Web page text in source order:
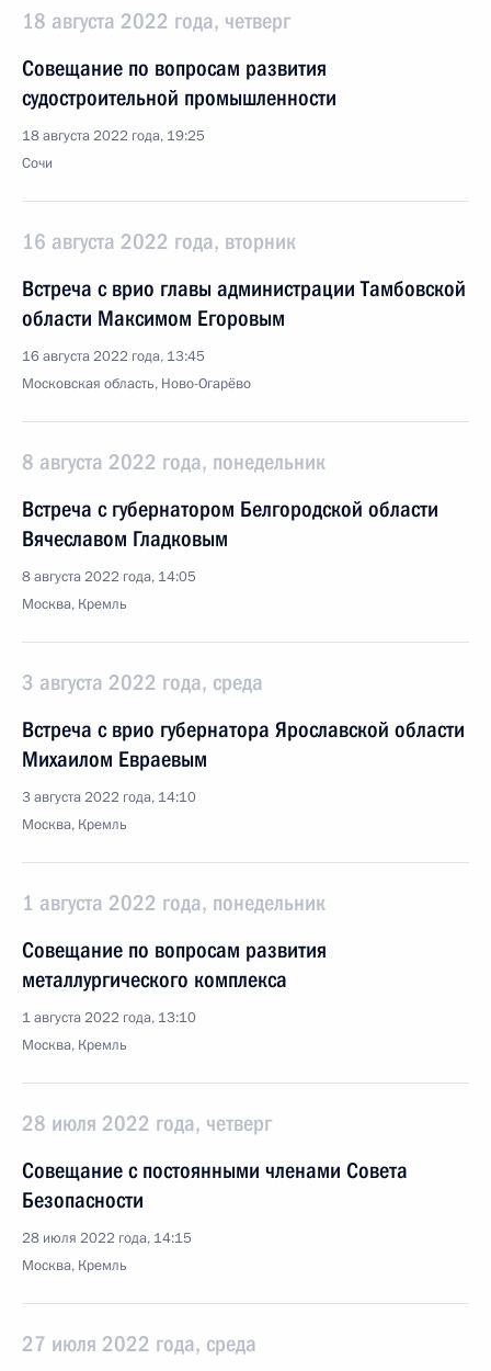
18 августа 2022 года, четверг
Совещание по вопросам развития
судостроительной промышленности
18 августа 2022 года, 19:25
Сочи
16 августа 2022 года, вторник
Встреча с врио главы администрации Тамбовской
области Максимом Егоровым
16 августа 2022 года, 13:45
Московская область, Ново-Огарёво
8 августа 2022 года, понедельник
Встреча с губернатором Белгородской области
Вячеславом Гладковым
8 августа 2022 года, 14:05
Москва, Кремль
3 августа 2022 года, среда
Встреча с врио губернатора Ярославской области
Михаилом Евраевым
3 августа 2022 года, 14:10
Москва, Кремль
1 августа 2022 года, понедельник
Совещание по вопросам развития
металлургического комплекса
1 августа 2022 года, 13:10
Москва, Кремль
28 июля 2022 года, четверг
Совещание с постоянными членами Совета
Безопасности
28 июля 2022 года, 14:15
Москва, Кремль
27 июля 2022 года, среда